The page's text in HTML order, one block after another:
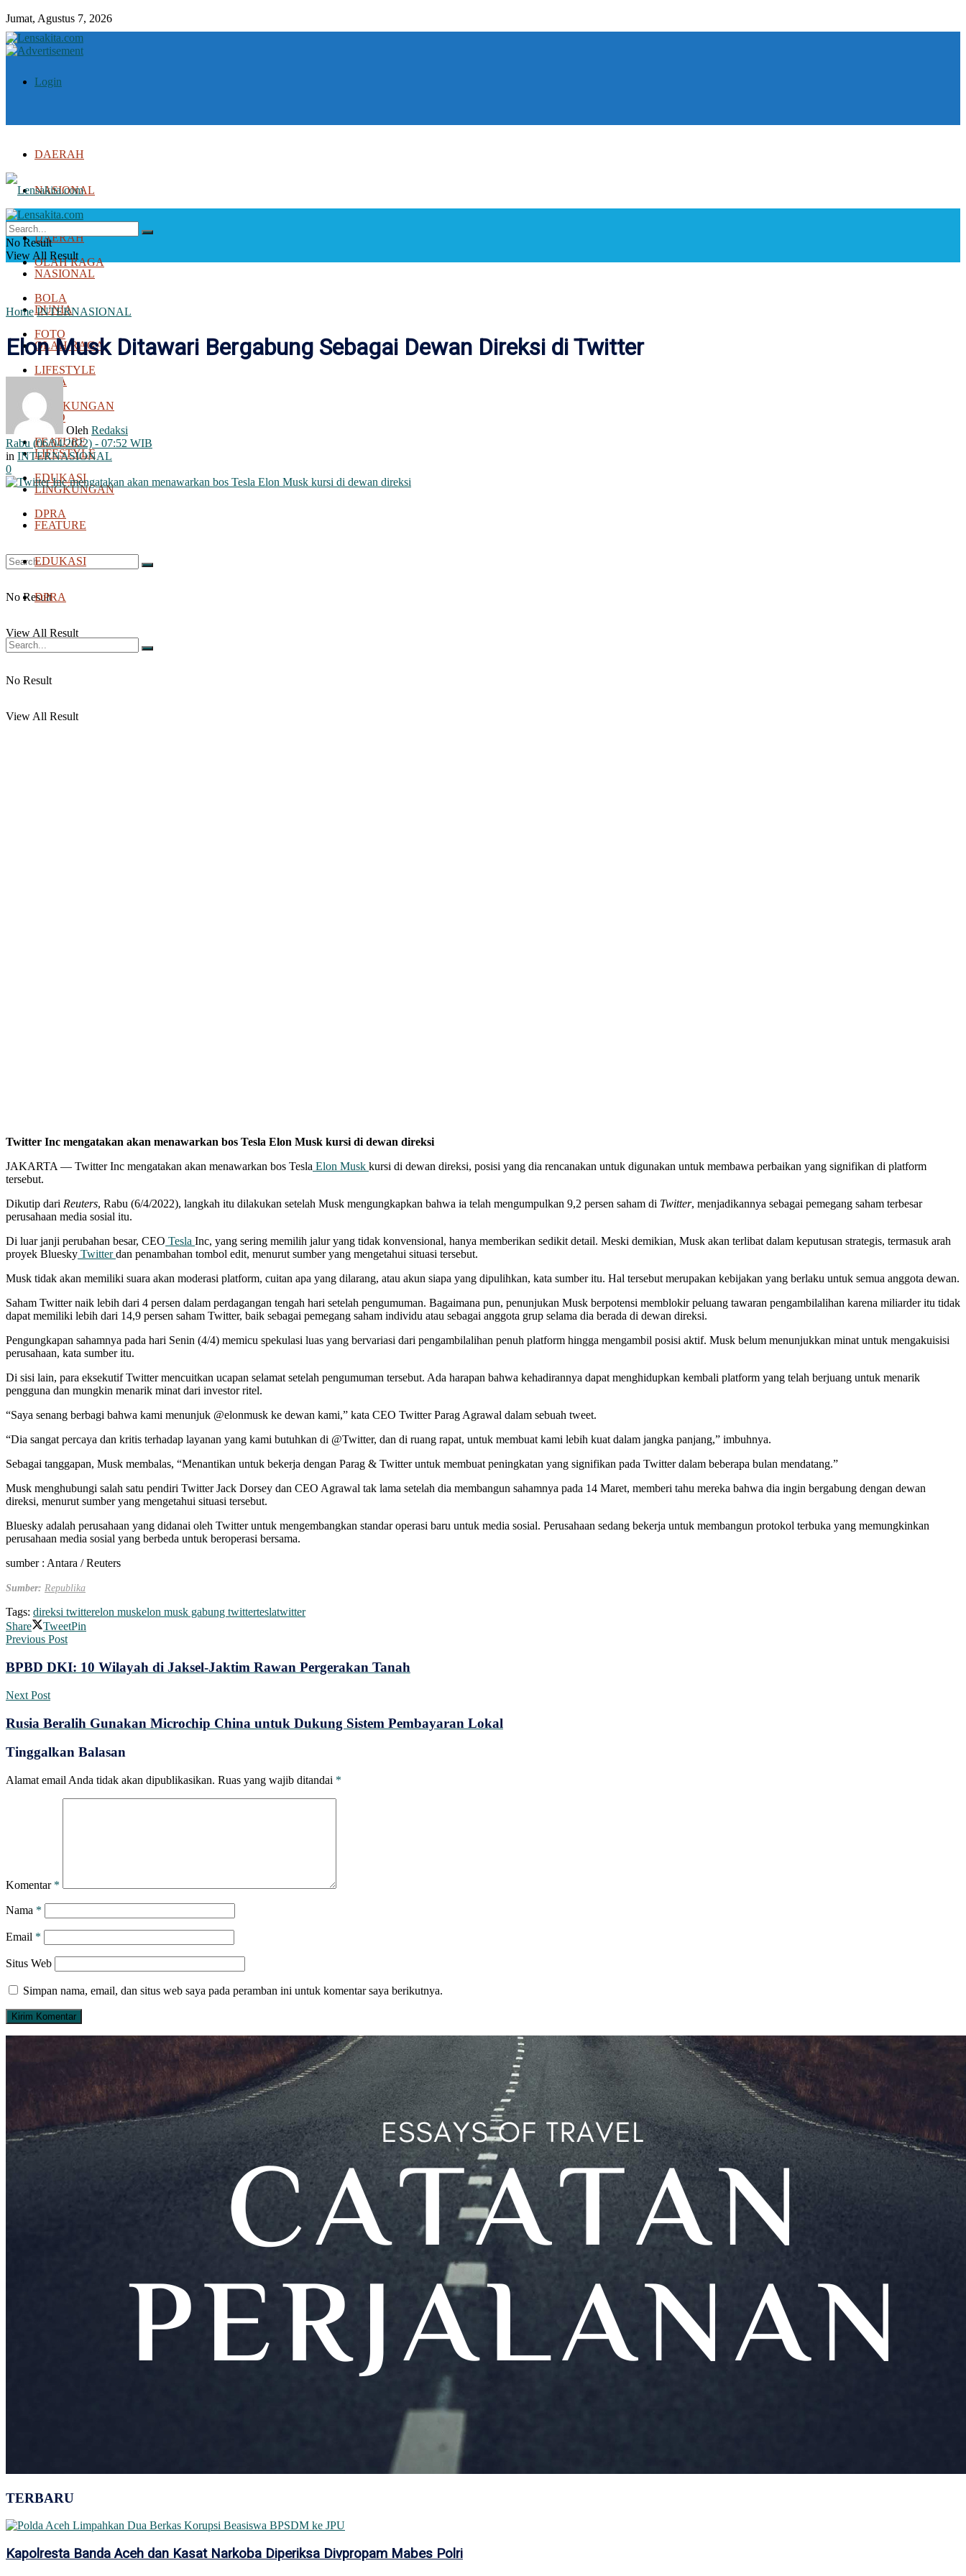
Jumat, Agustus 7, 2026
Login
DAERAH
NASIONAL
DUNIA
OLAH RAGA
BOLA
FOTO
LIFESTYLE
LINGKUNGAN
FEATURE
EDUKASI
DPRA
No Result
View All Result
DAERAH
NASIONAL
DUNIA
OLAH RAGA
BOLA
FOTO
LIFESTYLE
LINGKUNGAN
FEATURE
EDUKASI
DPRA
No Result
View All Result
No Result
View All Result
Home INTERNASIONAL
Elon Musk Ditawari Bergabung Sebagai Dewan Direksi di Twitter
Oleh Redaksi
Rabu (06/04/2022) - 07:52 WIB
in INTERNASIONAL
0
Twitter Inc mengatakan akan menawarkan bos Tesla Elon Musk kursi di dewan direksi
JAKARTA — Twitter Inc mengatakan akan menawarkan bos Tesla Elon Musk kursi di dewan direksi, posisi yang dia rencanakan untuk digunakan untuk membawa perbaikan yang signifikan di platform
tersebut.
Dikutip dari Reuters, Rabu (6/4/2022), langkah itu dilakukan setelah Musk mengungkapkan bahwa ia telah mengumpulkan 9,2 persen saham di Twitter, menjadikannya sebagai pemegang saham terbesar
perusahaan media sosial itu.
Di luar janji perubahan besar, CEO Tesla Inc, yang sering memilih jalur yang tidak konvensional, hanya memberikan sedikit detail. Meski demikian, Musk akan terlibat dalam keputusan strategis, termasuk arah
proyek Bluesky Twitterdan penambahan tombol edit, menurut sumber yang mengetahui situasi tersebut.
Musk tidak akan memiliki suara akan moderasi platform, cuitan apa yang dilarang, atau akun siapa yang dipulihkan, kata sumber itu. Hal tersebut merupakan kebijakan yang berlaku untuk semua anggota dewan.
Saham Twitter naik lebih dari 4 persen dalam perdagangan tengah hari setelah pengumuman. Bagaimana pun, penunjukan Musk berpotensi memblokir peluang tawaran pengambilalihan karena miliarder itu tidak
dapat memiliki lebih dari 14,9 persen saham Twitter, baik sebagai pemegang saham individu atau sebagai anggota grup selama dia berada di dewan direksi.
Pengungkapan sahamnya pada hari Senin (4/4) memicu spekulasi luas yang bervariasi dari pengambilalihan penuh platform hingga mengambil posisi aktif. Musk belum menunjukkan minat untuk mengakuisisi
perusahaan, kata sumber itu.
Di sisi lain, para eksekutif Twitter mencuitkan ucapan selamat setelah pengumuman tersebut. Ada harapan bahwa kehadirannya dapat menghidupkan kembali platform yang telah berjuang untuk menarik
pengguna dan mungkin menarik minat dari investor ritel.
“Saya senang berbagi bahwa kami menunjuk @elonmusk ke dewan kami,” kata CEO Twitter Parag Agrawal dalam sebuah tweet.
“Dia sangat percaya dan kritis terhadap layanan yang kami butuhkan di @Twitter, dan di ruang rapat, untuk membuat kami lebih kuat dalam jangka panjang,” imbuhnya.
Sebagai tanggapan, Musk membalas, “Menantikan untuk bekerja dengan Parag & Twitter untuk membuat peningkatan yang signifikan pada Twitter dalam beberapa bulan mendatang.”
Musk menghubungi salah satu pendiri Twitter Jack Dorsey dan CEO Agrawal tak lama setelah dia membangun sahamnya pada 14 Maret, memberi tahu mereka bahwa dia ingin bergabung dengan dewan
direksi, menurut sumber yang mengetahui situasi tersebut.
Bluesky adalah perusahaan yang didanai oleh Twitter untuk mengembangkan standar operasi baru untuk media sosial. Perusahaan sedang bekerja untuk membangun protokol terbuka yang memungkinkan
perusahaan media sosial yang berbeda untuk beroperasi bersama.
sumber : Antara / Reuters
Sumber: Republika
Tags: direksi twitterelon muskelon musk gabung twitterteslatwitter
Share
TweetPin
Previous Post
BPBD DKI: 10 Wilayah di Jaksel-Jaktim Rawan Pergerakan Tanah
Next Post
Rusia Beralih Gunakan Microchip China untuk Dukung Sistem Pembayaran Lokal
Tinggalkan Balasan
Alamat email Anda tidak akan dipublikasikan. Ruas yang wajib ditandai *
Komentar *
Nama *
Email *
Situs Web
Simpan nama, email, dan situs web saya pada peramban ini untuk komentar saya berikutnya.
TERBARU
Kapolresta Banda Aceh dan Kasat Narkoba Diperiksa Divpropam Mabes Polri